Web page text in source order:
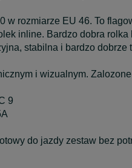
w rozmiarze EU 46. To
inline. Bardzo dobra
stabilna i bardzo dobrze
i wizualnym.
9
do jazdy zestaw bez